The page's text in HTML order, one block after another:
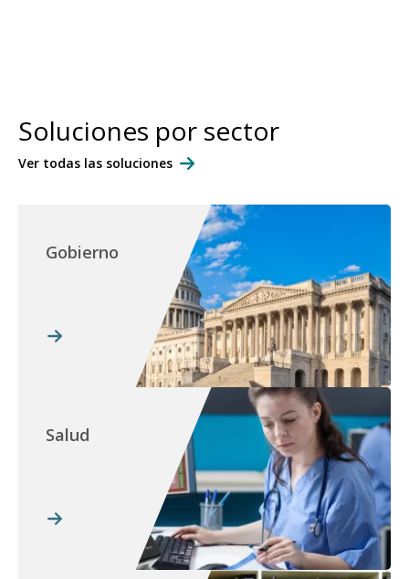
Soluciones por sector
Ver todas las soluciones
Gobierno
Salud